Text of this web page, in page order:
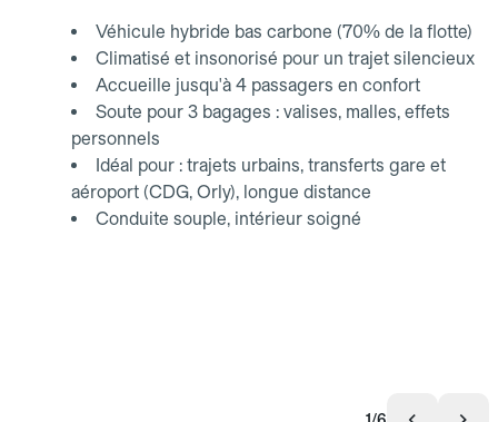
Véhicule hybride bas carbone (70% de la flotte)
Climatisé et insonorisé pour un trajet silencieux
Accueille jusqu'à 4 passagers en confort
Soute pour 3 bagages : valises, malles, effets
personnels
Idéal pour : trajets urbains, transferts gare et
aéroport (CDG, Orly), longue distance
Conduite souple, intérieur soigné